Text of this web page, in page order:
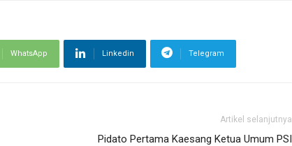
WhatsApp Linkedin Telegram
Artikel selanjutnya
Pidato Pertama Kaesang Ketua Umum PSI